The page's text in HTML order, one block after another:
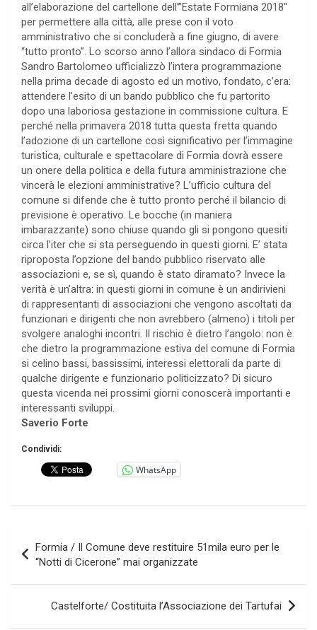
all’elaborazione del cartellone dell'”Estate Formiana 2018″
per permettere alla città, alle prese con il voto
amministrativo che si concluderà a fine giugno, di avere
“tutto pronto”. Lo scorso anno l’allora sindaco di Formia
Sandro Bartolomeo ufficializzò l’intera programmazione
nella prima decade di agosto ed un motivo, fondato, c’era:
attendere l’esito di un bando pubblico che fu partorito
dopo una laboriosa gestazione in commissione cultura. E
perché nella primavera 2018 tutta questa fretta quando
l’adozione di un cartellone così significativo per l’immagine
turistica, culturale e spettacolare di Formia dovrà essere
un onere della politica e della futura amministrazione che
vincerà le elezioni amministrative? L’ufficio cultura del
comune si difende che è tutto pronto perché il bilancio di
previsione è operativo. Le bocche (in maniera
imbarazzante) sono chiuse quando gli si pongono quesiti
circa l’iter che si sta perseguendo in questi giorni. E’ stata
riproposta l’opzione del bando pubblico riservato alle
associazioni e, se sì, quando è stato diramato? Invece la
verità è un’altra: in questi giorni in comune è un andirivieni
di rappresentanti di associazioni che vengono ascoltati da
funzionari e dirigenti che non avrebbero (almeno) i titoli per
svolgere analoghi incontri. Il rischio è dietro l’angolo: non è
che dietro la programmazione estiva del comune di Formia
si celino bassi, bassissimi, interessi elettorali da parte di
qualche dirigente e funzionario politicizzato? Di sicuro
questa vicenda nei prossimi giorni conoscerà importanti e
interessanti sviluppi.
Saverio Forte
Condividi:
WhatsApp
articoli
Formia / Il Comune deve restituire 51mila euro per le
“Notti di Cicerone” mai organizzate
Castelforte/ Costituita l’Associazione dei Tartufai